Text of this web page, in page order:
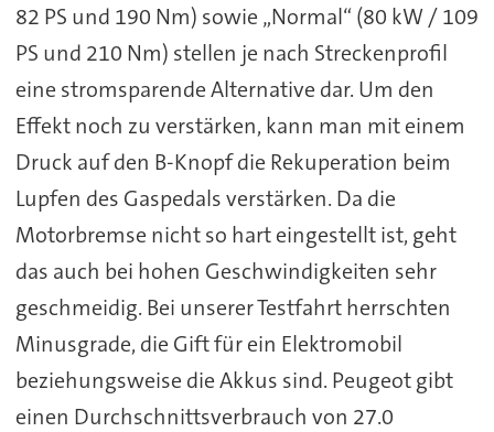
82 PS und 190 Nm) sowie „Normal“ (80 kW / 109
PS und 210 Nm) stellen je nach Streckenprofil
eine stromsparende Alternative dar. Um den
Effekt noch zu verstärken, kann man mit einem
Druck auf den B-Knopf die Rekuperation beim
Lupfen des Gaspedals verstärken. Da die
Motorbremse nicht so hart eingestellt ist, geht
das auch bei hohen Geschwindigkeiten sehr
geschmeidig. Bei unserer Testfahrt herrschten
Minusgrade, die Gift für ein Elektromobil
beziehungsweise die Akkus sind. Peugeot gibt
einen Durchschnittsverbrauch von 27.0